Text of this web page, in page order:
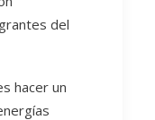
del
hacer un